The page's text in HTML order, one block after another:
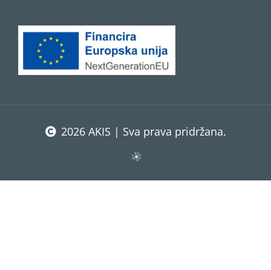
2026 AKIS | Sva prava pridržana.